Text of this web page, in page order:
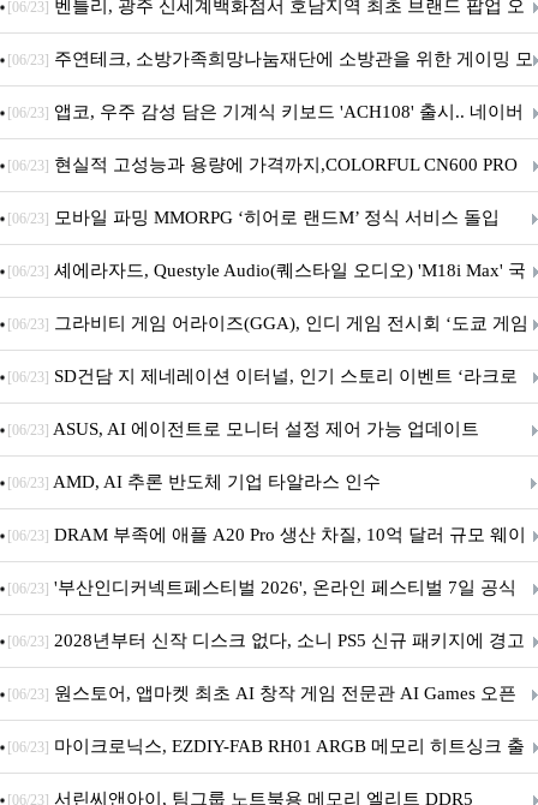
Crosshair X870E EDITION 20 국내 출시 예정
[06/23] 벤틀리, 광주 신세계백화점서 호남지역 최초 브랜드 팝업 오
픈
[06/23] 주연테크, 소방가족희망나눔재단에 소방관을 위한 게이밍 모
니터·스마트 펫 침대 기부
[06/23] 앱코, 우주 감성 담은 기계식 키보드 'ACH108' 출시.. 네이버
브랜드데이 기획전 진행
[06/23] 현실적 고성능과 용량에 가격까지,COLORFUL CN600 PRO
M.2 NVMe 디앤디컴 1TB
[06/23] 모바일 파밍 MMORPG ‘히어로 랜드M’ 정식 서비스 돌입
[06/23] 셰에라자드, Questyle Audio(퀘스타일 오디오) 'M18i Max' 국
내 정식 출시
[06/23] 그라비티 게임 어라이즈(GGA), 인디 게임 전시회 ‘도쿄 게임
던전 13’ 참가!
[06/23] SD건담 지 제네레이션 이터널, 인기 스토리 이벤트 ‘라크로
아의 용사’ 재개최 및 풍성한 기념 이벤트 실시!
[06/23] ASUS, AI 에이전트로 모니터 설정 제어 가능 업데이트
[06/23] AMD, AI 추론 반도체 기업 타알라스 인수
[06/23] DRAM 부족에 애플 A20 Pro 생산 차질, 10억 달러 규모 웨이
퍼 대기
[06/23] '부산인디커넥트페스티벌 2026', 온라인 페스티벌 7일 공식
개막... 22일간 진행
[06/23] 2028년부터 신작 디스크 없다, 소니 PS5 신규 패키지에 경고
문 추가
[06/23] 원스토어, 앱마켓 최초 AI 창작 게임 전문관 AI Games 오픈
[06/23] 마이크로닉스, EZDIY-FAB RH01 ARGB 메모리 히트싱크 출
시
[06/23] 서린씨앤아이, 팀그룹 노트북용 메모리 엘리트 DDR5